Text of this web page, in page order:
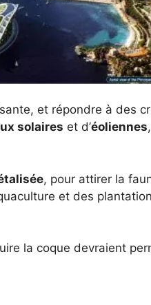
et répondre à des
solaires et d’éoliennes
, pour attirer la
et des
la coque devraient